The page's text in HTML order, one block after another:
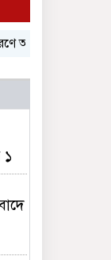
৭৫ জনকে আসামি
১